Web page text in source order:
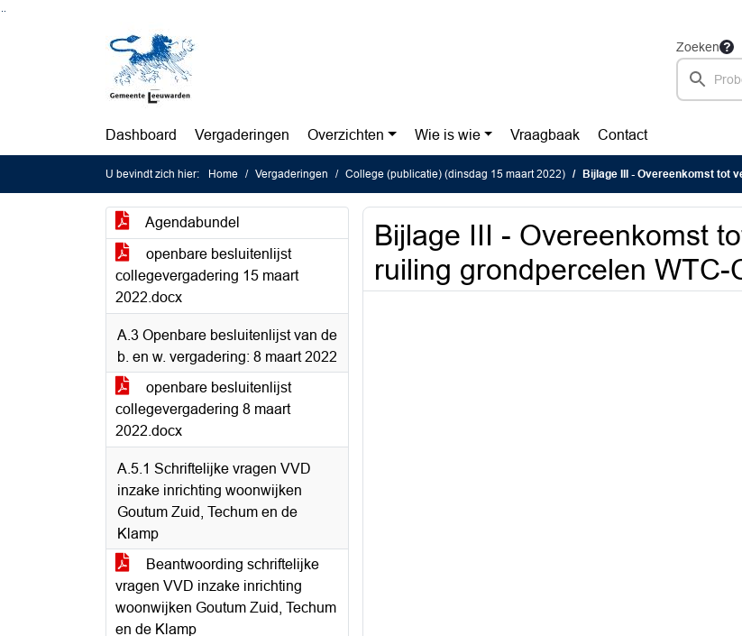
Zoeken
Dashboard Vergaderingen Overzichten Wie is wie Vraagbaak Contact
U bevindt zich hier: Home Vergaderingen College (publicatie) (dinsdag 15 maart 2022) Bijlage III - Overeenkomst tot
Agendabundel
openbare besluitenlijst
collegevergadering 15 maart
2022.docx
A.3 Openbare besluitenlijst van de
b. en w. vergadering: 8 maart 2022
openbare besluitenlijst
collegevergadering 8 maart
2022.docx
A.5.1 Schriftelijke vragen VVD
inzake inrichting woonwijken
Goutum Zuid, Techum en de
Klamp
Beantwoording schriftelijke
vragen VVD inzake inrichting
woonwijken Goutum Zuid, Techum
en de Klamp
Bijlage III - Overeenkomst
ruiling grondpercelen WTC-